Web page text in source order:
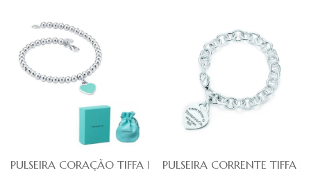
PULSEIRA CORAÇÃO TIFFA INSPIREDPULSEIRA CORRENTE TIFFA